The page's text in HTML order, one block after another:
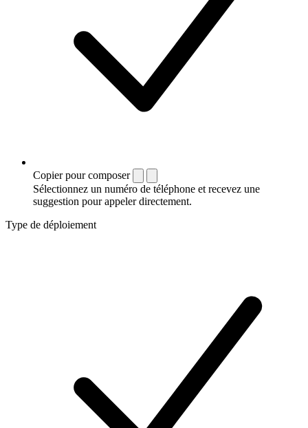
Copier pour composer
Sélectionnez un numéro de téléphone et recevez une
suggestion pour appeler directement.
Type de déploiement